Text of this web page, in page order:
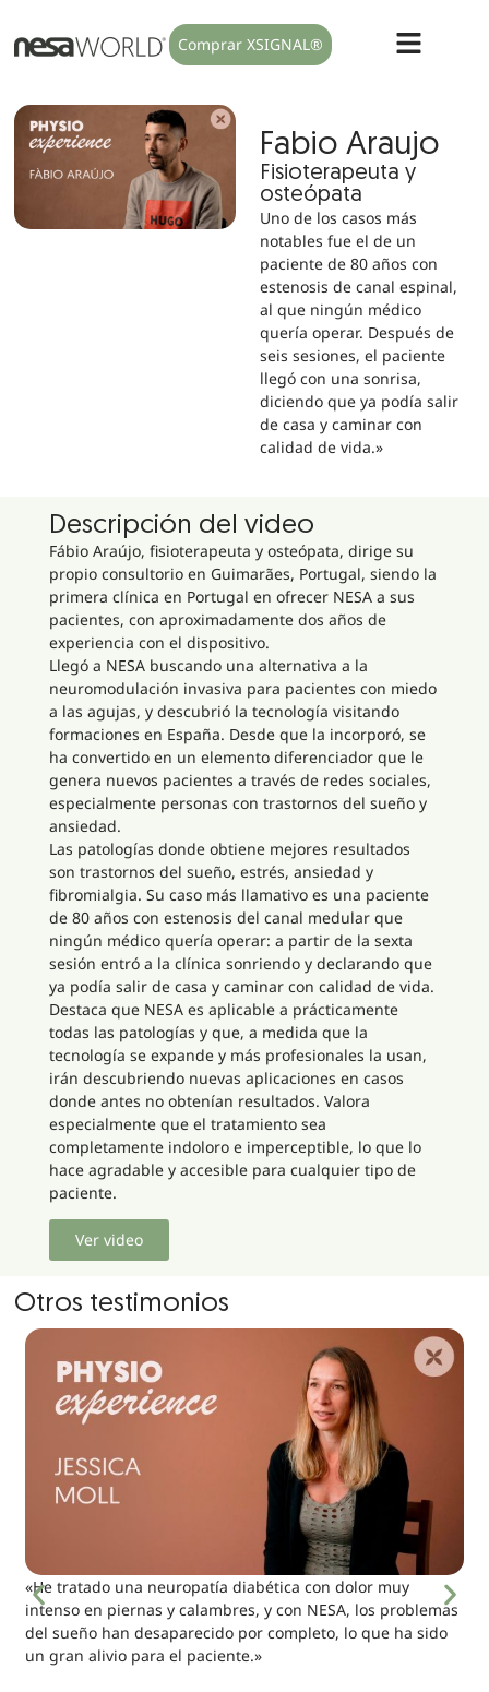
Comprar XSIGNAL®
Fabio Araujo
Fisioterapeuta y
osteópata
Uno de los casos más
notables fue el de un
paciente de 80 años con
estenosis de canal espinal,
al que ningún médico
quería operar. Después de
seis sesiones, el paciente
llegó con una sonrisa,
diciendo que ya podía salir
de casa y caminar con
calidad de vida.»
Descripción del video
Fábio Araújo, fisioterapeuta y osteópata, dirige su
propio consultorio en Guimarães, Portugal, siendo la
primera clínica en Portugal en ofrecer NESA a sus
pacientes, con aproximadamente dos años de
experiencia con el dispositivo.
Llegó a NESA buscando una alternativa a la
neuromodulación invasiva para pacientes con miedo
a las agujas, y descubrió la tecnología visitando
formaciones en España. Desde que la incorporó, se
ha convertido en un elemento diferenciador que le
genera nuevos pacientes a través de redes sociales,
especialmente personas con trastornos del sueño y
ansiedad.
Las patologías donde obtiene mejores resultados
son trastornos del sueño, estrés, ansiedad y
fibromialgia. Su caso más llamativo es una paciente
de 80 años con estenosis del canal medular que
ningún médico quería operar: a partir de la sexta
sesión entró a la clínica sonriendo y declarando que
ya podía salir de casa y caminar con calidad de vida.
Destaca que NESA es aplicable a prácticamente
todas las patologías y que, a medida que la
tecnología se expande y más profesionales la usan,
irán descubriendo nuevas aplicaciones en casos
donde antes no obtenían resultados. Valora
especialmente que el tratamiento sea
completamente indoloro e imperceptible, lo que lo
hace agradable y accesible para cualquier tipo de
paciente.
Ver video
Otros testimonios
«He tratado una neuropatía diabética con dolor muy
intenso en piernas y calambres, y con NESA, los problemas
del sueño han desaparecido por completo, lo que ha sido
un gran alivio para el paciente.»